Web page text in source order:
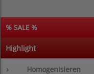
% SALE %
Highlight
› Homogenisieren